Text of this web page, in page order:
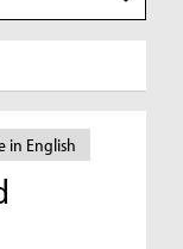
in English